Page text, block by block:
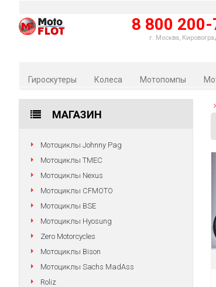
8 800
г. Москва,
Гироскутеры Колеса Мотопомпы
МАГАЗИН
Мотоциклы Johnny Pag
Мотоциклы TMEC
Мотоциклы Nexus
Мотоциклы CFMOTO
Мотоциклы BSE
Мотоциклы Hyosung
Zero Motorcycles
Мотоциклы Bison
Мотоциклы Sachs MadAss
Roliz